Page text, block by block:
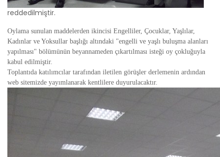
reddedilmiştir.
Oylama sunulan maddelerden ikincisi Engelliler, Çocuklar, Yaşlılar,
Kadınlar ve Yoksullar başlığı altındaki "engelli ve yaşlı buluşma alanları
yapılması" bölümünün beyannameden çıkartılması isteği oy çokluğuyla
kabul edilmiştir.
Toplantıda katılımcılar tarafından iletilen görüşler derlemenin ardından
web sitemizde yayımlanarak kentlilere duyurulacaktır.